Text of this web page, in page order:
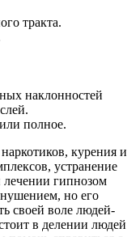
тракта.
наклонностей
полное.
курения и
устранение
лечении гипнозом
но его
своей воле людей-
в делении людей